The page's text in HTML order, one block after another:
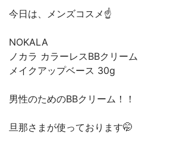
今日は、メンズコスメ☝️
NOKALA
ノカラ カラーレスBBクリーム
メイクアップベース 30g
男性のためのBBクリーム！！
旦那さまが使っております🤭